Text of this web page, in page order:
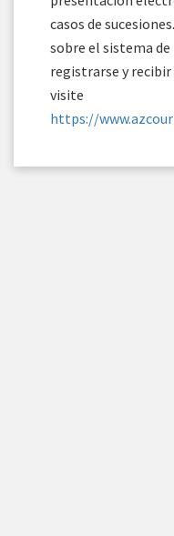
casos de
sobre el sistema
registrarse y recibir
visite
https://